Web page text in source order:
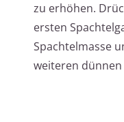
zu erhöhen.
ersten
Spachtelmasse
weiteren dünnen